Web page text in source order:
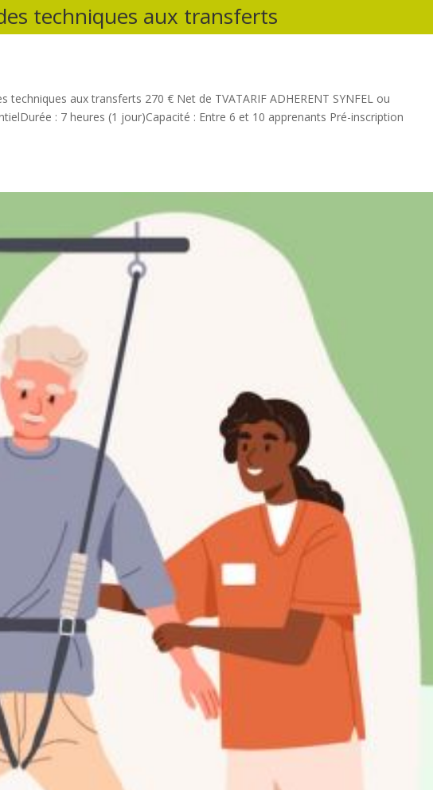
techniques aux transferts
techniques aux transferts 270 € Net de TVATARIF ADHERENT SYNFEL ou
: 7 heures (1 jour)Capacité : Entre 6 et 10 apprenants Pré-inscription